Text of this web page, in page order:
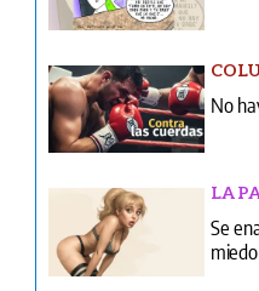
No
LA
Se
miedo